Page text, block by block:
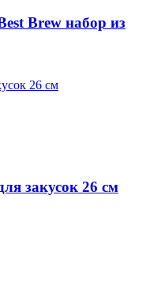
Brew набор из
закусок 26 см